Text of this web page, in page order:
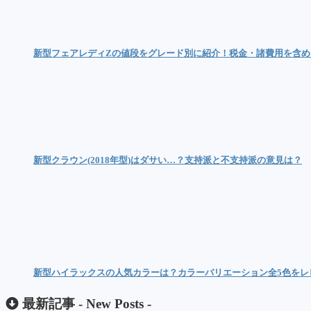
新型フェアレディZの値段をグレード別に紹介！税金・諸費用を含め
新型クラウン(2018年型)はダサい…？支持派と不支持派の意見は？
新型ハイラックスの人気カラーは？カラーバリエーション全5色をレ
最新記事 - New Posts -